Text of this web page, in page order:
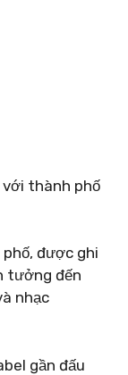
với thành phố
được ghi
tưởng đến
nhạc
gần đấu